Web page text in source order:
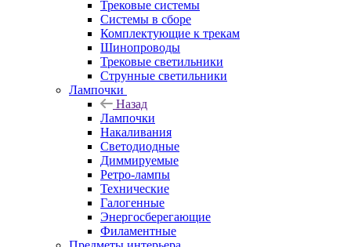
Трековые системы
Системы в сборе
Комплектующие к трекам
Шинопроводы
Трековые светильники
Струнные светильники
Лампочки
Назад
Лампочки
Накаливания
Светодиодные
Диммируемые
Ретро-лампы
Технические
Галогенные
Энергосберегающие
Филаментные